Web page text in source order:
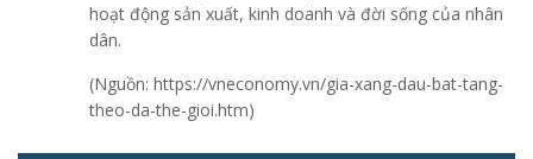
hoạt động sản xuất, kinh doanh và đời sống của nhân
dân.
(Nguồn: https://vneconomy.vn/gia-xang-dau-bat-tang-
theo-da-the-gioi.htm)